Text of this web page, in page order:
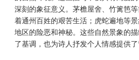
深刻的象征意义。茅檐屋舍、竹篱笆
着通州百姓的艰苦生活；虎蛇遍地等
地区的险恶和神秘。这些自然景象的
了基调，也为诗人抒发个人情感提供了